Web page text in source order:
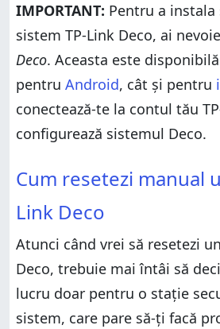
Cum resetezi o stație sau un
aplicația Deco
De ce ți-ai resetat sistemul TP-Link
IMPORTANT: Pentru a
sistem TP-Link Deco, ai
Deco. Aceasta este
pentru Android, cât și pentru
conectează-te la contul tău
configurează sistemul Deco.
Cum resetezi o stație sau un
De ce ți-ai resetat sistemul TP-Link
Cum resetezi manual
Link Deco
Atunci când vrei să resetezi
Deco, trebuie mai întâi să
lucru doar pentru o stație
sistem, care pare să-ți facă